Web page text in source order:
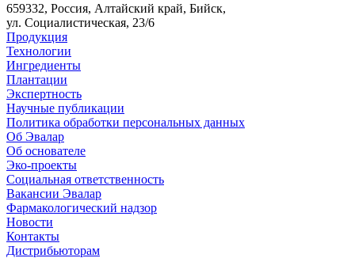
659332, Россия, Алтайский край, Бийск,
ул. Социалистическая, 23/6
Продукция
Технологии
Ингредиенты
Плантации
Экспертность
Научные публикации
Политика обработки персональных данных
Об Эвалар
Об основателе
Эко-проекты
Социальная ответственность
Вакансии Эвалар
Фармакологический надзор
Новости
Контакты
Дистрибьюторам